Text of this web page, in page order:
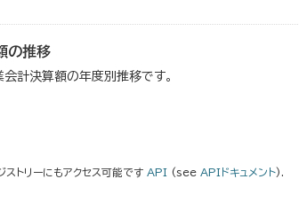
の推移
計決算額の年度別推移です。
トリーにもアクセス可能です API (see APIドキュメント).